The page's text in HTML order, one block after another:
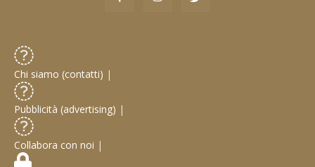
Chi siamo (contatti) |
Pubblicità (advertising) |
Collabora con noi |